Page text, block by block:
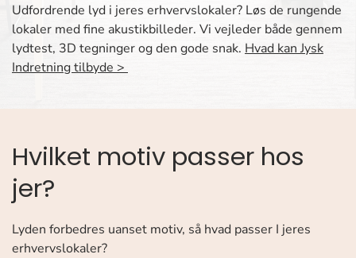
Udfordrende lyd i jeres erhvervslokaler? Løs de rungende
lokaler med fine akustikbilleder. Vi vejleder både gennem
lydtest, 3D tegninger og den gode snak. Hvad kan Jysk
Indretning tilbyde >
Hvilket motiv passer hos
jer?
Lyden forbedres uanset motiv, så hvad passer I jeres
erhvervslokaler?